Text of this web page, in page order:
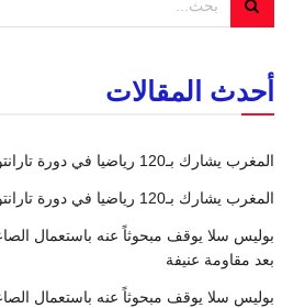
أحدث المقالات
المغرب يشارك بـ120 رياضيا في دورة تارانتو 2026
المغرب يشارك بـ120 رياضيا في دورة تارانتو 2026
بوليس سلا يوقف مبحوثاً عنه باستعمال
بعد مقاومة عنيفة
بوليس سلا يوقف مبحوثاً عنه باستعمال